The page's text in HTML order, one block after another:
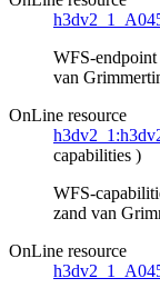
WFS-
van
OnLine resource
capabilities )
WFS-
zand van
OnLine resource